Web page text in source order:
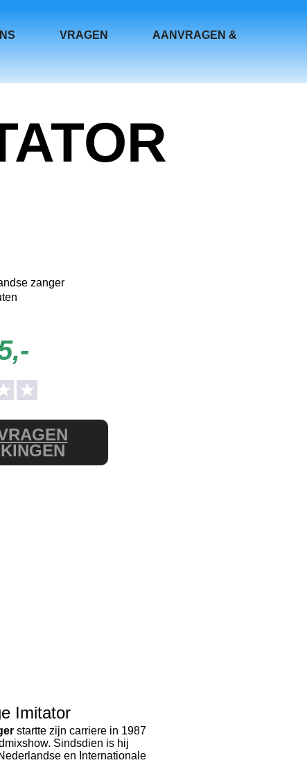
VRAGEN
AANVRAGEN &
zanger
★
Imitator
startte zijn carriere in 1987
Sindsdien is hij
en Internationale